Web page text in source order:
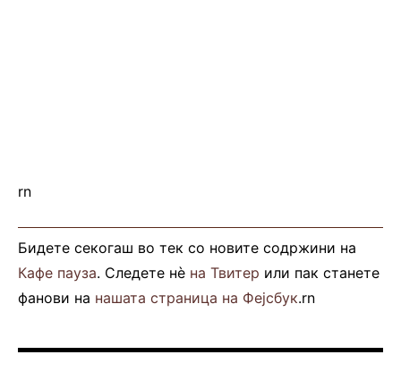
rn
Бидете секогаш во тек со новите содржини на
Кафе пауза. Следете нè на Твитер или пак станете
фанови на нашата страница на Фејсбук.rn